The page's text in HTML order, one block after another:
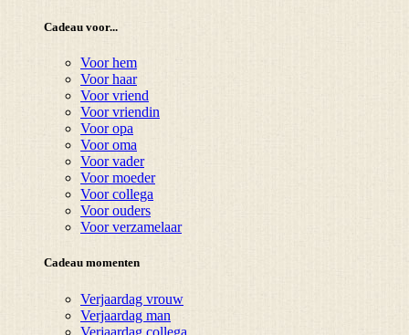
Cadeau voor...
Voor hem
Voor haar
Voor vriend
Voor vriendin
Voor opa
Voor oma
Voor vader
Voor moeder
Voor collega
Voor ouders
Voor verzamelaar
Cadeau momenten
Verjaardag vrouw
Verjaardag man
Verjaardag collega